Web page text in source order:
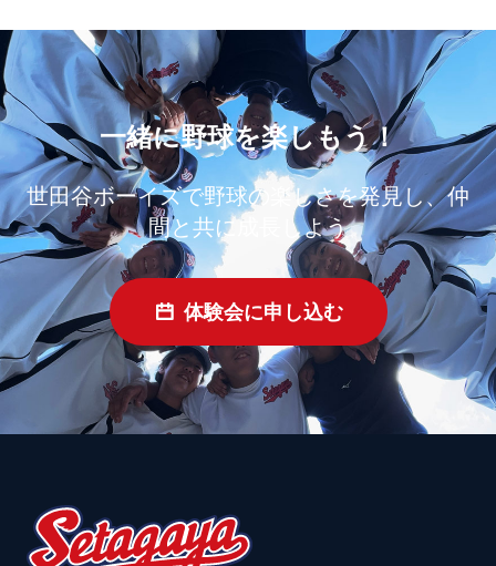
一緒に野球を楽しもう！
世田谷ボーイズで野球の楽しさを発見し、仲
間と共に成長しよう
体験会に申し込む